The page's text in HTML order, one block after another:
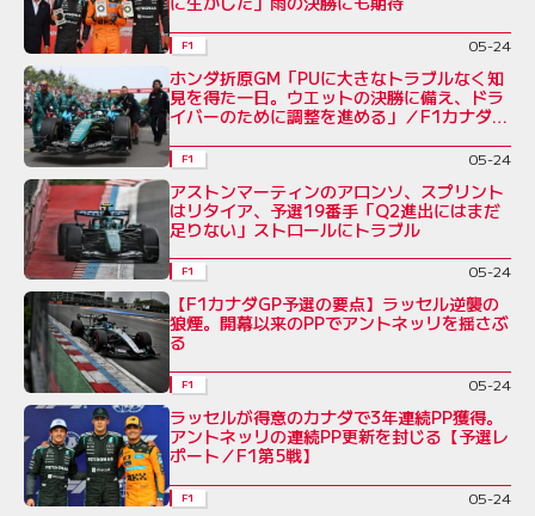
F1 05-24
ホンダ折原GM「PUに大きなトラブルなく知
見を得た一日。ウエットの決勝に備え、ドラ
イバーのために調整を進める」／F1カナダ
F1 05-24
アストンマーティンのアロンソ、スプリント
はリタイア、予選19番手「Q2進出にはまだ
足りない」ストロールにトラブル
F1 05-24
【F1カナダGP予選の要点】ラッセル逆襲の
狼煙。開幕以来のPPでアントネッリを揺さぶ
る
F1 05-24
ラッセルが得意のカナダで3年連続PP獲得。
アントネッリの連続PP更新を封じる【予選レ
ポート／F1第5戦】
F1 05-24